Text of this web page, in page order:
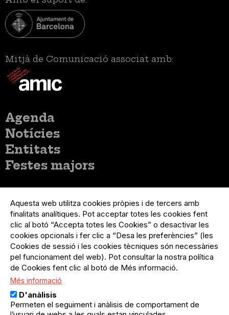
Mitjà de Comunicació associat amb:
Menú
principal
Agenda
Notícies
Entitats
Festes majors
del
compte
d'usuari
Menú
usuari
no
loggat
Registre organització
Menú
Peu
Sobre el projecte
Preguntes freqüents
Contacte
Menú
Legal
Política de privacitat
Avís legal
Política de cookies
Aquesta web utilitza cookies pròpies i de tercers amb
finalitats analítiques. Pot acceptar totes les cookies fent
clic al botó “Accepta totes les Cookies” o desactivar les
cookies opcionals i fer clic a “Desa les preferències” (les
Cookies de sessió i les cookies tècniques són necessàries
pel funcionament del web). Pot consultar la nostra política
de Cookies fent clic al botó de Més informació.
Més informació
D'anàlisis
Permeten el seguiment i anàlisis de comportament de